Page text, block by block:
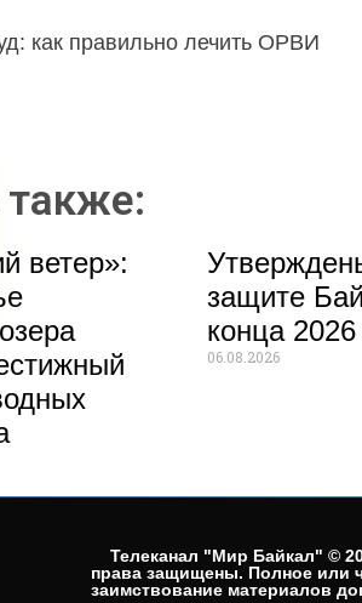
как правильно лечить ОРВИ
также:
ветер»:
защите
конца 2026
06.08.2026
Телеканал "Мир Байкал" ©
права защищены. Полное или
заимствование материалов